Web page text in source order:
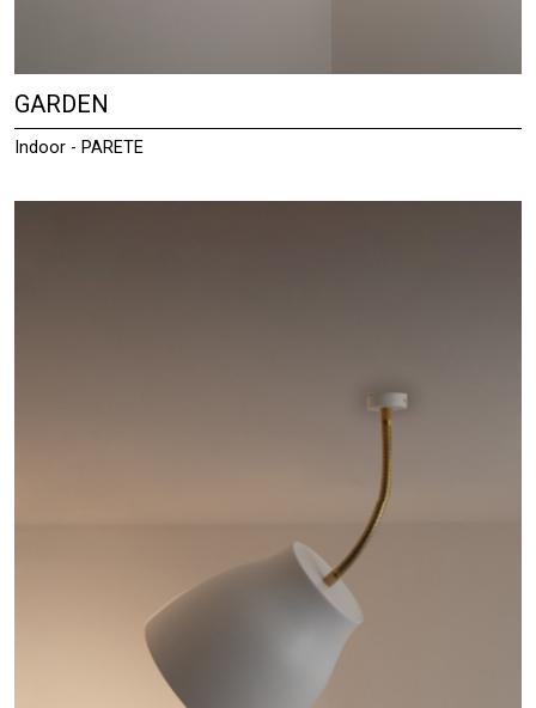
GARDEN
Indoor - PARETE